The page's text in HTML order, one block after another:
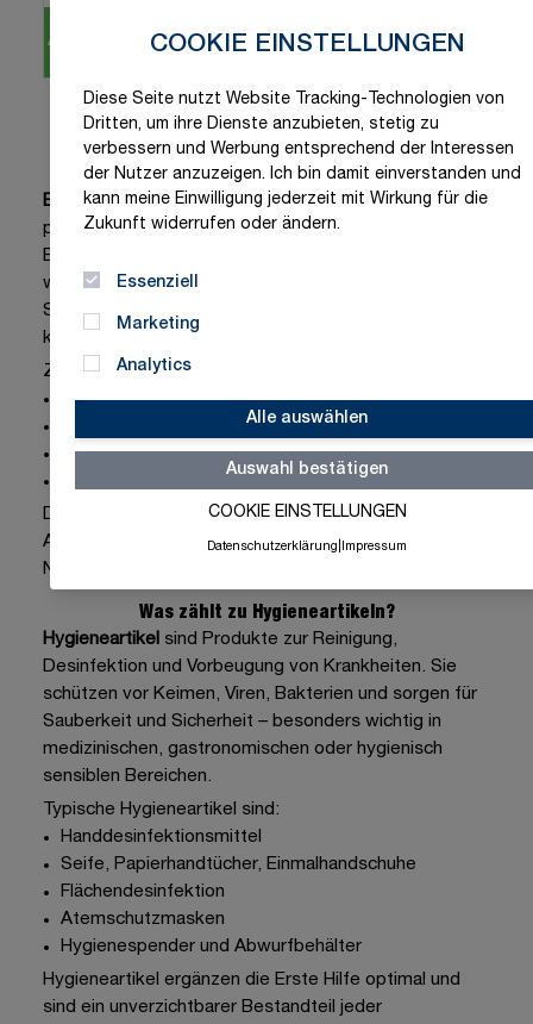
COOKIE EINSTELLUNGEN
Diese Seite nutzt Website Tracking-Technologien von
Dritten, um ihre Dienste anzubieten, stetig zu
verbessern und Werbung entsprechend der Interessen
der Nutzer anzuzeigen. Ich bin damit einverstanden und
kann meine Einwilligung jederzeit mit Wirkung für die
Zukunft widerrufen oder ändern.
Essenziell
Marketing
Analytics
Alle auswählen
Auswahl bestätigen
COOKIE EINSTELLUNGEN
Datenschutzerklärung Impressum
Augen- & Notduschen Erste Hilfe-Schilder
Erste Hilfe & Hygieneartikel
Was bedeutet Erste Hilfe?
Erste Hilfebezeichnet alle Maßnahmen, die bei
plötzlichen Verletzungen oder Erkrankungen bis zum
Eintreffen des Rettungsdienstes durchgeführt
werden. Sie umfasst lebensrettende
Sofortmaßnahmen ebenso wie die Versorgung
kleinerer Wunden.
Ziel der Ersten Hilfe ist es:
Leben zu retten
den Zustand des Verletzten zu stabilisieren
Schmerzen zu lindern
Dazu braucht es neben Wissen auch die richtige
Ausstattung – vom
Pflasterbis zuAugen- und
Notduschen
Was zählt zu Hygieneartikeln?
Hygieneartikel sind Produkte zur Reinigung,
Desinfektion und Vorbeugung von Krankheiten. Sie
schützen vor Keimen, Viren, Bakterien und sorgen für
Sauberkeit und Sicherheit – besonders wichtig in
medizinischen, gastronomischen oder hygienisch
sensiblen Bereichen.
Typische Hygieneartikel sind:
Handdesinfektionsmittel
Seife, Papierhandtücher, Einmalhandschuhe
Flächendesinfektion
Atemschutzmasken
Hygienespender und Abwurfbehälter
Hygieneartikel ergänzen die Erste Hilfe optimal und
sind ein unverzichtbarer Bestandteil jeder